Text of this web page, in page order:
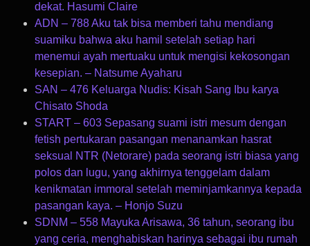
dekat. Hasumi Claire
ADN – 788 Aku tak bisa memberi tahu mendiang
suamiku bahwa aku hamil setelah setiap hari
menemui ayah mertuaku untuk mengisi kekosongan
kesepian. – Natsume Ayaharu
SAN – 476 Keluarga Nudis: Kisah Sang Ibu karya
Chisato Shoda
START – 603 Sepasang suami istri mesum dengan
fetish pertukaran pasangan menanamkan hasrat
seksual NTR (Netorare) pada seorang istri biasa yang
polos dan lugu, yang akhirnya tenggelam dalam
kenikmatan immoral setelah meminjamkannya kepada
pasangan kaya. – Honjo Suzu
SDNM – 558 Mayuka Arisawa, 36 tahun, seorang ibu
yang ceria, menghabiskan harinya sebagai ibu rumah